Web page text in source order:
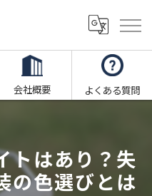
会社概要 よくある質問
トはあり？失
の色選びとは